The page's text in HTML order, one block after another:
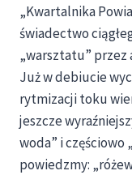
„Kwartalnika
świadectwo
„warsztatu” przez
Już w debiucie
rytmizacji toku
jeszcze
woda” i częściowo
powiedzmy: